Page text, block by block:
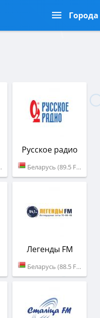
Города
Русское радио
Беларусь (89.5 FM)
Легенды FM
Беларусь (88.5 FM)